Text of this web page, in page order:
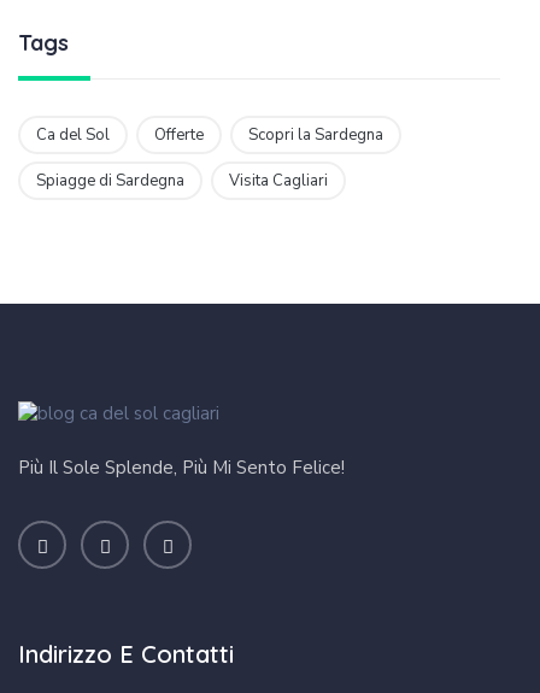
Tags
Ca del Sol Offerte Scopri la Sardegna
Spiagge di Sardegna Visita Cagliari
Più Il Sole Splende, Più Mi Sento Felice!
Indirizzo E Contatti